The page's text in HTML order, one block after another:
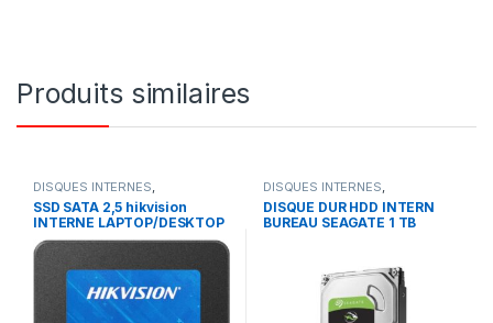
Produits similaires
DISQUES INTERNES,
STOCKAGES
SSD SATA 2,5 hikvision
INTERNE LAPTOP/DESKTOP
HIKVISION SSD 1TB
DISQUES INTERNES,
STOCKAGES
DISQUE DUR HDD INTERN
BUREAU SEAGATE 1 TB